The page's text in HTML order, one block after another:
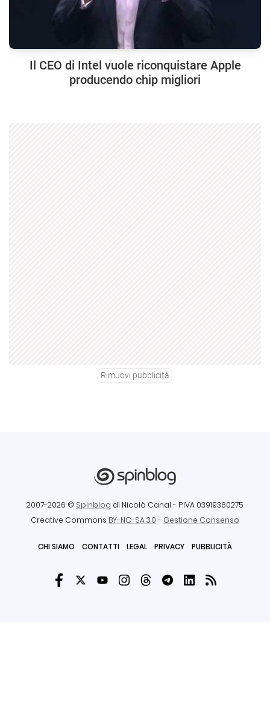
Il CEO di Intel vuole riconquistare Apple
producendo chip migliori
Rimuovi pubblicità
2007-2026 © Spinblog di Nicolò Canal - P.IVA 03919360275
Creative Commons BY-NC-SA 3.0- Gestione Consenso
CHI SIAMO CONTATTI LEGAL PRIVACY PUBBLICITÀ